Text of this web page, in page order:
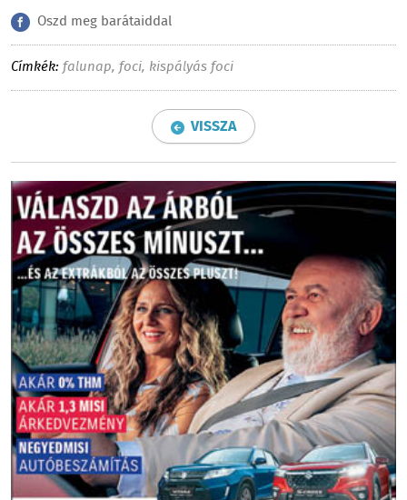
Oszd meg barátaiddal
Címkék: falunap,foci, kispályás foci
VISSZA